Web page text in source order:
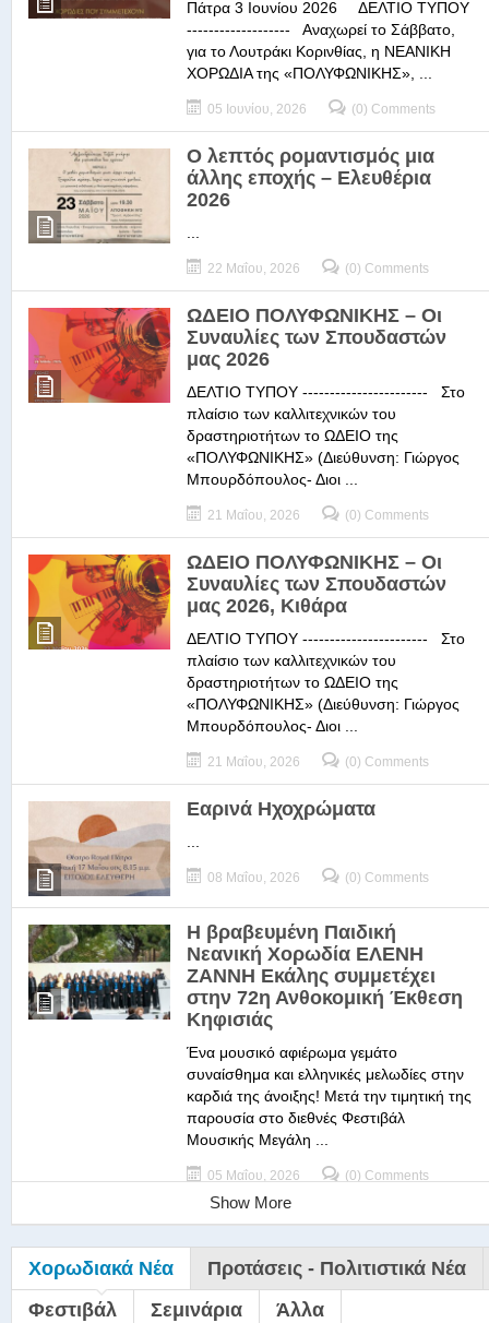
Πάτρα 3 Ιουνίου 2026 ΔΕΛΤΙΟ ΤΥΠΟΥ
------------------- Αναχωρεί το Σάββατο,
για το Λουτράκι Κορινθίας, η ΝΕΑΝΙΚΗ
ΧΟΡΩΔΙΑ της «ΠΟΛΥΦΩΝΙΚΗΣ», ...
05 Ιουνίου, 2026 (0) Comments
Ο λεπτός ρομαντισμός μια
άλλης εποχής – Ελευθέρια
2026
22 Μαΐου, 2026 (0) Comments
ΩΔΕΙΟ ΠΟΛΥΦΩΝΙΚΗΣ – Οι
Συναυλίες των Σπουδαστών
μας 2026
ΔΕΛΤΙΟ ΤΥΠΟΥ ----------------------- Στο
πλαίσιο των καλλιτεχνικών του
δραστηριοτήτων το ΩΔΕΙΟ της
«ΠΟΛΥΦΩΝΙΚΗΣ» (Διεύθυνση: Γιώργος
Μπουρδόπουλος- Διοι ...
21 Μαΐου, 2026 (0) Comments
ΩΔΕΙΟ ΠΟΛΥΦΩΝΙΚΗΣ – Οι
Συναυλίες των Σπουδαστών
μας 2026, Κιθάρα
ΔΕΛΤΙΟ ΤΥΠΟΥ ----------------------- Στο
πλαίσιο των καλλιτεχνικών του
δραστηριοτήτων το ΩΔΕΙΟ της
«ΠΟΛΥΦΩΝΙΚΗΣ» (Διεύθυνση: Γιώργος
Μπουρδόπουλος- Διοι ...
21 Μαΐου, 2026 (0) Comments
Εαρινά Ηχοχρώματα
08 Μαΐου, 2026 (0) Comments
Η βραβευμένη Παιδική
Νεανική Χορωδία ΕΛΕΝΗ
ΖΑΝΝΗ Εκάλης συμμετέχει
στην 72η Ανθοκομική Έκθεση
Κηφισιάς
Ένα μουσικό αφιέρωμα γεμάτο
συναίσθημα και ελληνικές μελωδίες στην
καρδιά της άνοιξης! Μετά την τιμητική της
παρουσία στο διεθνές Φεστιβάλ
Μουσικής Μεγάλη ...
05 Μαΐου, 2026 (0) Comments
Show More
Χορωδιακά Νέα
Προτάσεις - Πολιτιστικά Νέα
Φεστιβάλ
Σεμινάρια Άλλα